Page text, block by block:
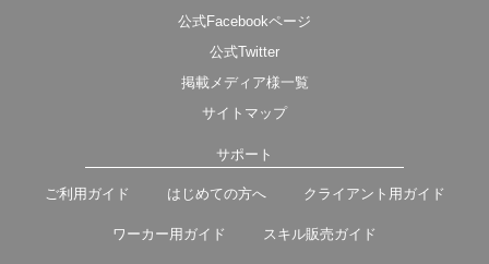
公式Facebookページ
公式Twitter
掲載メディア様一覧
サイトマップ
サポート
ご利用ガイド はじめての方へ クライアント用ガイド
ワーカー用ガイド スキル販売ガイド